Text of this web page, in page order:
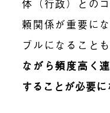
体（行政）との
頼関係が重要に
ブルになること
ながら頻度高く
することが必要